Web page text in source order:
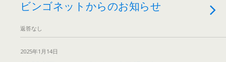
ビンゴネットからのお知らせ
返答なし
2025年1月14日